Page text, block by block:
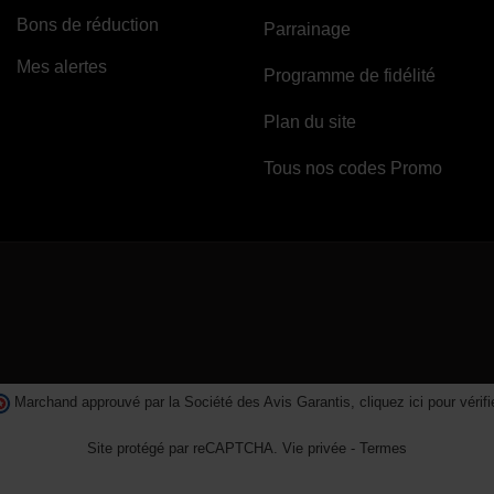
Bons de réduction
Mes alertes
Parrainage
Programme de fidélité
Plan du site
Tous nos codes Promo
Marchand approuvé par la Société des Avis Garantis, cliquez ici pour
Site protégé par reCAPTCHA. Vie privée - Termes